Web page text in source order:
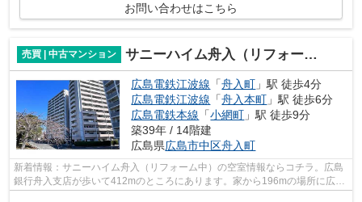
お問い合わせはこちら
売買 | 中古マンション サニーハイム舟入（リフォーム済）
広島電鉄江波線 「舟入町 」駅 徒歩4分
広島電鉄江波線 「舟入本町 」駅 徒歩6分
広島電鉄本線 「小網町 」駅 徒歩9分
築39年 / 14階建
広島県広島市中区舟入町
新着情報：サニーハイム舟入（リフォーム中）の空室情報ならコチラ。広島
銀行舟入支店が歩いて412mのところにあります。家から196mの場所に広島